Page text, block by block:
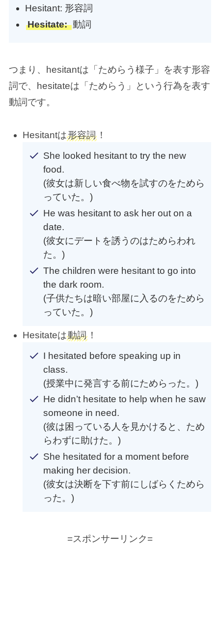
Hesitant: 形容詞
Hesitate: 動詞
つまり、hesitantは「ためらう様子」を表す形容
詞で、hesitateは「ためらう」という行為を表す
動詞です。
Hesitantは形容詞 ！
She looked hesitant to try the new
food.
(彼女は新しい食べ物を試すのをためら
っていた。)
He was hesitant to ask her out on a
date.
(彼女にデートを誘うのはためらわれ
た。)
The children were hesitant to go into
the dark room.
(子供たちは暗い部屋に入るのをためら
っていた。)
Hesitateは動詞 ！
I hesitated before speaking up in
class.
(授業中に発言する前にためらった。)
He didn’t hesitate to help when he saw
someone in need.
(彼は困っている人を見かけると、ため
らわずに助けた。)
She hesitated for a moment before
making her decision.
(彼女は決断を下す前にしばらくためら
った。)
=スポンサーリンク=